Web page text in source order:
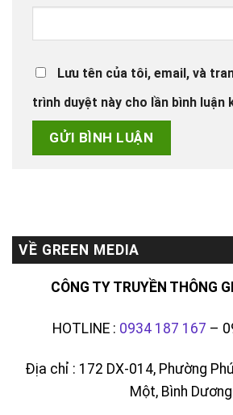
Lưu tên của tôi, email, và
trình duyệt này cho lần bình luận
VỀ GREEN MEDIA
CÔNG TY TRUYỀN THÔNG
HOTLINE : 0934 187 167 –
Địa chỉ : 172 DX-014, Phường
Một, Bình Dương